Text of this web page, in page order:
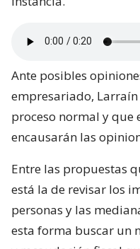
Ante posibles
empresariado,
proceso normal y que
encausarán las
Entre las propuestas
está la de revisar los
personas y las
esta forma buscar un